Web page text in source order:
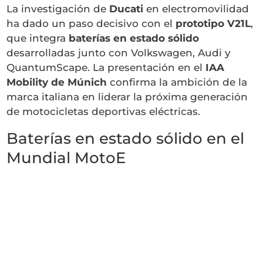
(Twitter)
La investigación de Ducati en electromovilidad
ha dado un paso decisivo con el prototipo V21L,
que integra baterías en estado sólido
desarrolladas junto con Volkswagen, Audi y
QuantumScape. La presentación en el IAA
Mobility de Múnich confirma la ambición de la
marca italiana en liderar la próxima generación
de motocicletas deportivas eléctricas.
Baterías en estado sólido en el
Mundial MotoE